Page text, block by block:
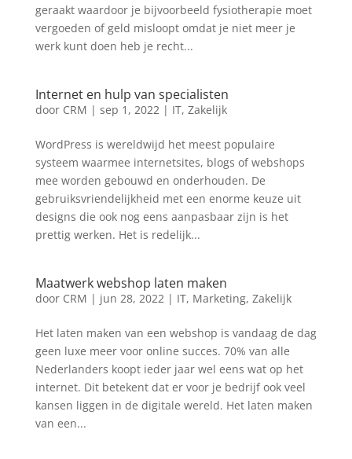
geraakt waardoor je bijvoorbeeld fysiotherapie moet
vergoeden of geld misloopt omdat je niet meer je
werk kunt doen heb je recht...
Internet en hulp van specialisten
door CRM | sep 1, 2022| IT, Zakelijk
WordPress is wereldwijd het meest populaire
systeem waarmee internetsites, blogs of webshops
mee worden gebouwd en onderhouden. De
gebruiksvriendelijkheid met een enorme keuze uit
designs die ook nog eens aanpasbaar zijn is het
prettig werken. Het is redelijk...
Maatwerk webshop laten maken
door CRM | jun 28, 2022| IT, Marketing, Zakelijk
Het laten maken van een webshop is vandaag de dag
geen luxe meer voor online succes. 70% van alle
Nederlanders koopt ieder jaar wel eens wat op het
internet. Dit betekent dat er voor je bedrijf ook veel
kansen liggen in de digitale wereld. Het laten maken
van een...